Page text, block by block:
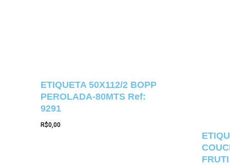
ETIQUETA 50X112/2 BOPP
PEROLADA-80MTS Ref:
9291
R$0,00